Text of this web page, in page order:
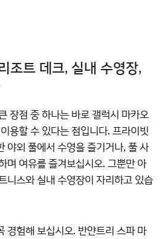
조트 데크, 실내 수영장,
장점 중 하나는 바로 갤럭시 마카오
용할 수 있다는 점입니다. 프라이빗
야외 풀에서 수영을 즐기거나, 풀 사
며 여유를 즐겨보십시오. 그뿐만 아
니스와 실내 수영장이 자리하고 있습
경험해 보십시오. 반얀트리 스파 마